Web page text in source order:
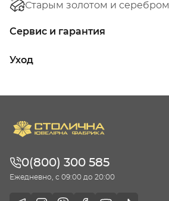
Старым золотом и серебром
Сервис и гарантия
Уход
0(800) 300 585
Ежедневно, с 09:00 до 20:00